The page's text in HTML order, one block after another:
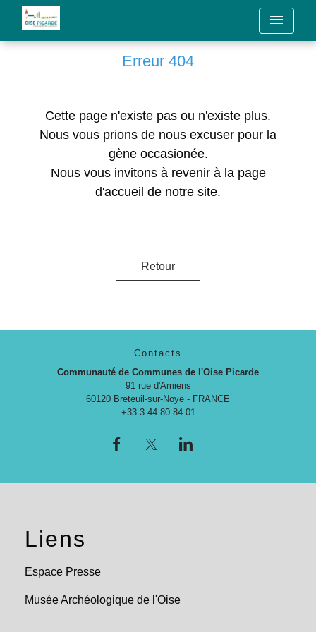
menu
Erreur 404
Cette page n'existe pas ou n'existe plus.
Nous vous prions de nous excuser pour la
gène occasionée.
Nous vous invitons à revenir à la page
d'accueil de notre site.
Retour
Contacts
Communauté de Communes de l'Oise Picarde
91 rue d'Amiens
60120 Breteuil-sur-Noye - FRANCE
+33 3 44 80 84 01
Liens
Espace Presse
Musée Archéologique de l'Oise